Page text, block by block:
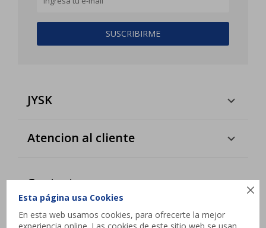

Esta página usa Cookies
En esta web usamos cookies, para ofrecerte la mejor
SUSCRIBIRME
JYSK
Atencion al cliente
Contacto
Interbalnearia esq. Camino de los Horneros,
Canelones